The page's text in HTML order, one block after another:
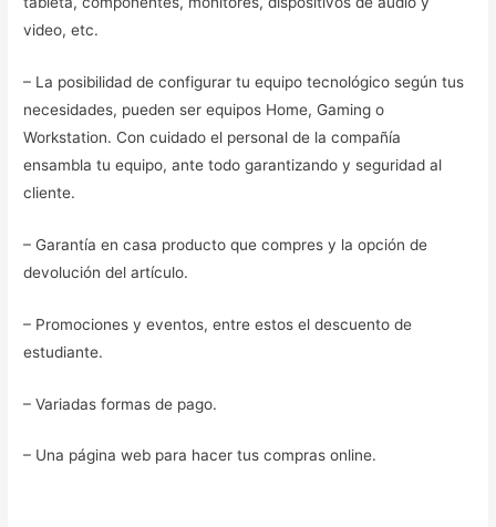
video, etc.
– La posibilidad de configurar tu equipo tecnológico según tus
necesidades, pueden ser equipos Home, Gaming o
Workstation. Con cuidado el personal de la compañía
ensambla tu equipo, ante todo garantizando y seguridad al
cliente.
– Garantía en casa producto que compres y la opción de
devolución del artículo.
– Promociones y eventos, entre estos el descuento de
estudiante.
– Variadas formas de pago.
– Una página web para hacer tus compras online.